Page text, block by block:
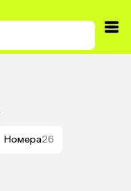
Номера26